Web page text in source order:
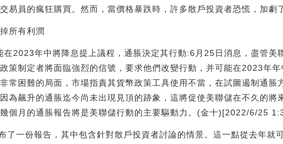
易員的瘋狂購買。然而，當價格暴跌時，許多散戶投資者恐慌，加劇
所有利潤
2023年中將降息提上議程，通脹決定其行動:6月25日消息，盡管美
策制定者將面臨強烈的信號，要求他們改變行動，并可能在2023年
常困難的局面，市場指責其貨幣政策工具使用不當，在試圖遏制通脹
為飆升的通脹迄今尚未出現見頂的跡象，這將促使美聯儲在不久的將
個月的通脹報告將是美聯儲行動的主要驅動力。(金十)[2022/6/25
了一份報告，其中包含針對散戶投資者討論的情景。這一點從去年就